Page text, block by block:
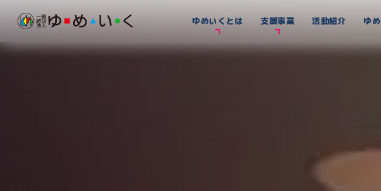
ゆめいくとは 支援事業 活動紹介 ゆ